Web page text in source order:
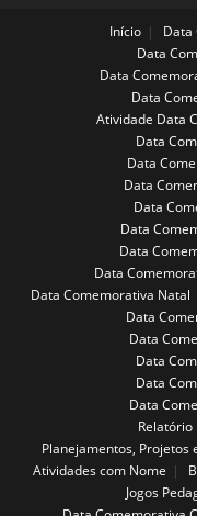
Início
Data
Data
Data
Data
Atividade Data
Data
Data
Data
Data
Data
Data
Data
Data Comemorativa Natal
Data
Data
Data
Data
Data
Relatório
Planejamentos, Projetos
Atividades com Nome
Jogos